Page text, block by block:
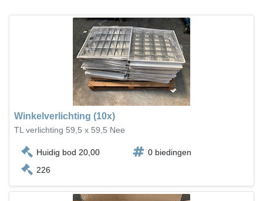
Winkelverlichting (10x)
TL verlichting 59,5 x 59,5 Nee
Huidig bod 20,00
0 biedingen
226